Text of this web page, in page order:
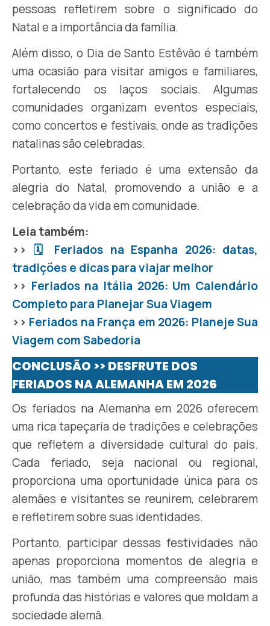
pessoas refletirem sobre o significado do
Natal e a importância da família.
Além disso, o Dia de Santo Estêvão é também
uma ocasião para visitar amigos e familiares,
fortalecendo os laços sociais. Algumas
comunidades organizam eventos especiais,
como concertos e festivais, onde as tradições
natalinas são celebradas.
Portanto, este feriado é uma extensão da
alegria do Natal, promovendo a união e a
celebração da vida em comunidade.
Leia também:
>> 🗓 Feriados na Espanha 2026: datas,
tradições e dicas para viajar melhor
>> Feriados na Itália 2026: Um Calendário
Completo para Planejar Sua Viagem
>> Feriados na França em 2026: Planeje Sua
Viagem com Sabedoria
CONCLUSÃO >> DESFRUTE DOS
FERIADOS NA ALEMANHA EM 2026
Os feriados na Alemanha em 2026 oferecem
uma rica tapeçaria de tradições e celebrações
que refletem a diversidade cultural do país.
Cada feriado, seja nacional ou regional,
proporciona uma oportunidade única para os
alemães e visitantes se reunirem, celebrarem
e refletirem sobre suas identidades.
Portanto, participar dessas festividades não
apenas proporciona momentos de alegria e
união, mas também uma compreensão mais
profunda das histórias e valores que moldam a
sociedade alemã.